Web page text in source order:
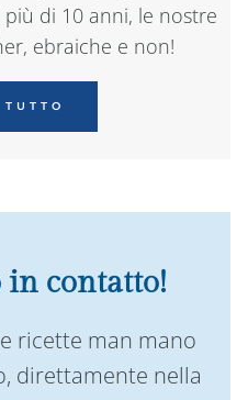
di 10 anni, le nostre
ebraiche e non!
contatto!
ricette man mano
direttamente nella